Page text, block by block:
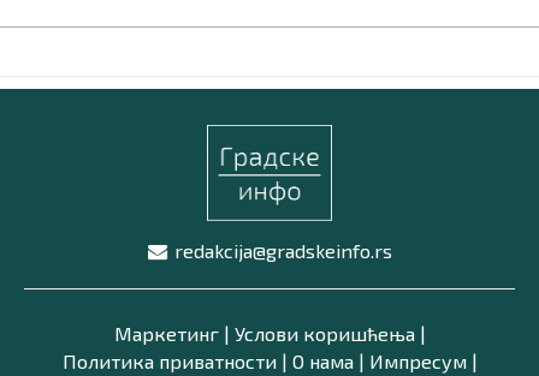
redakcija@gradskeinfo.rs
Маркетинг| Услови коришћења|
Политика приватности| О нама| Импресум|